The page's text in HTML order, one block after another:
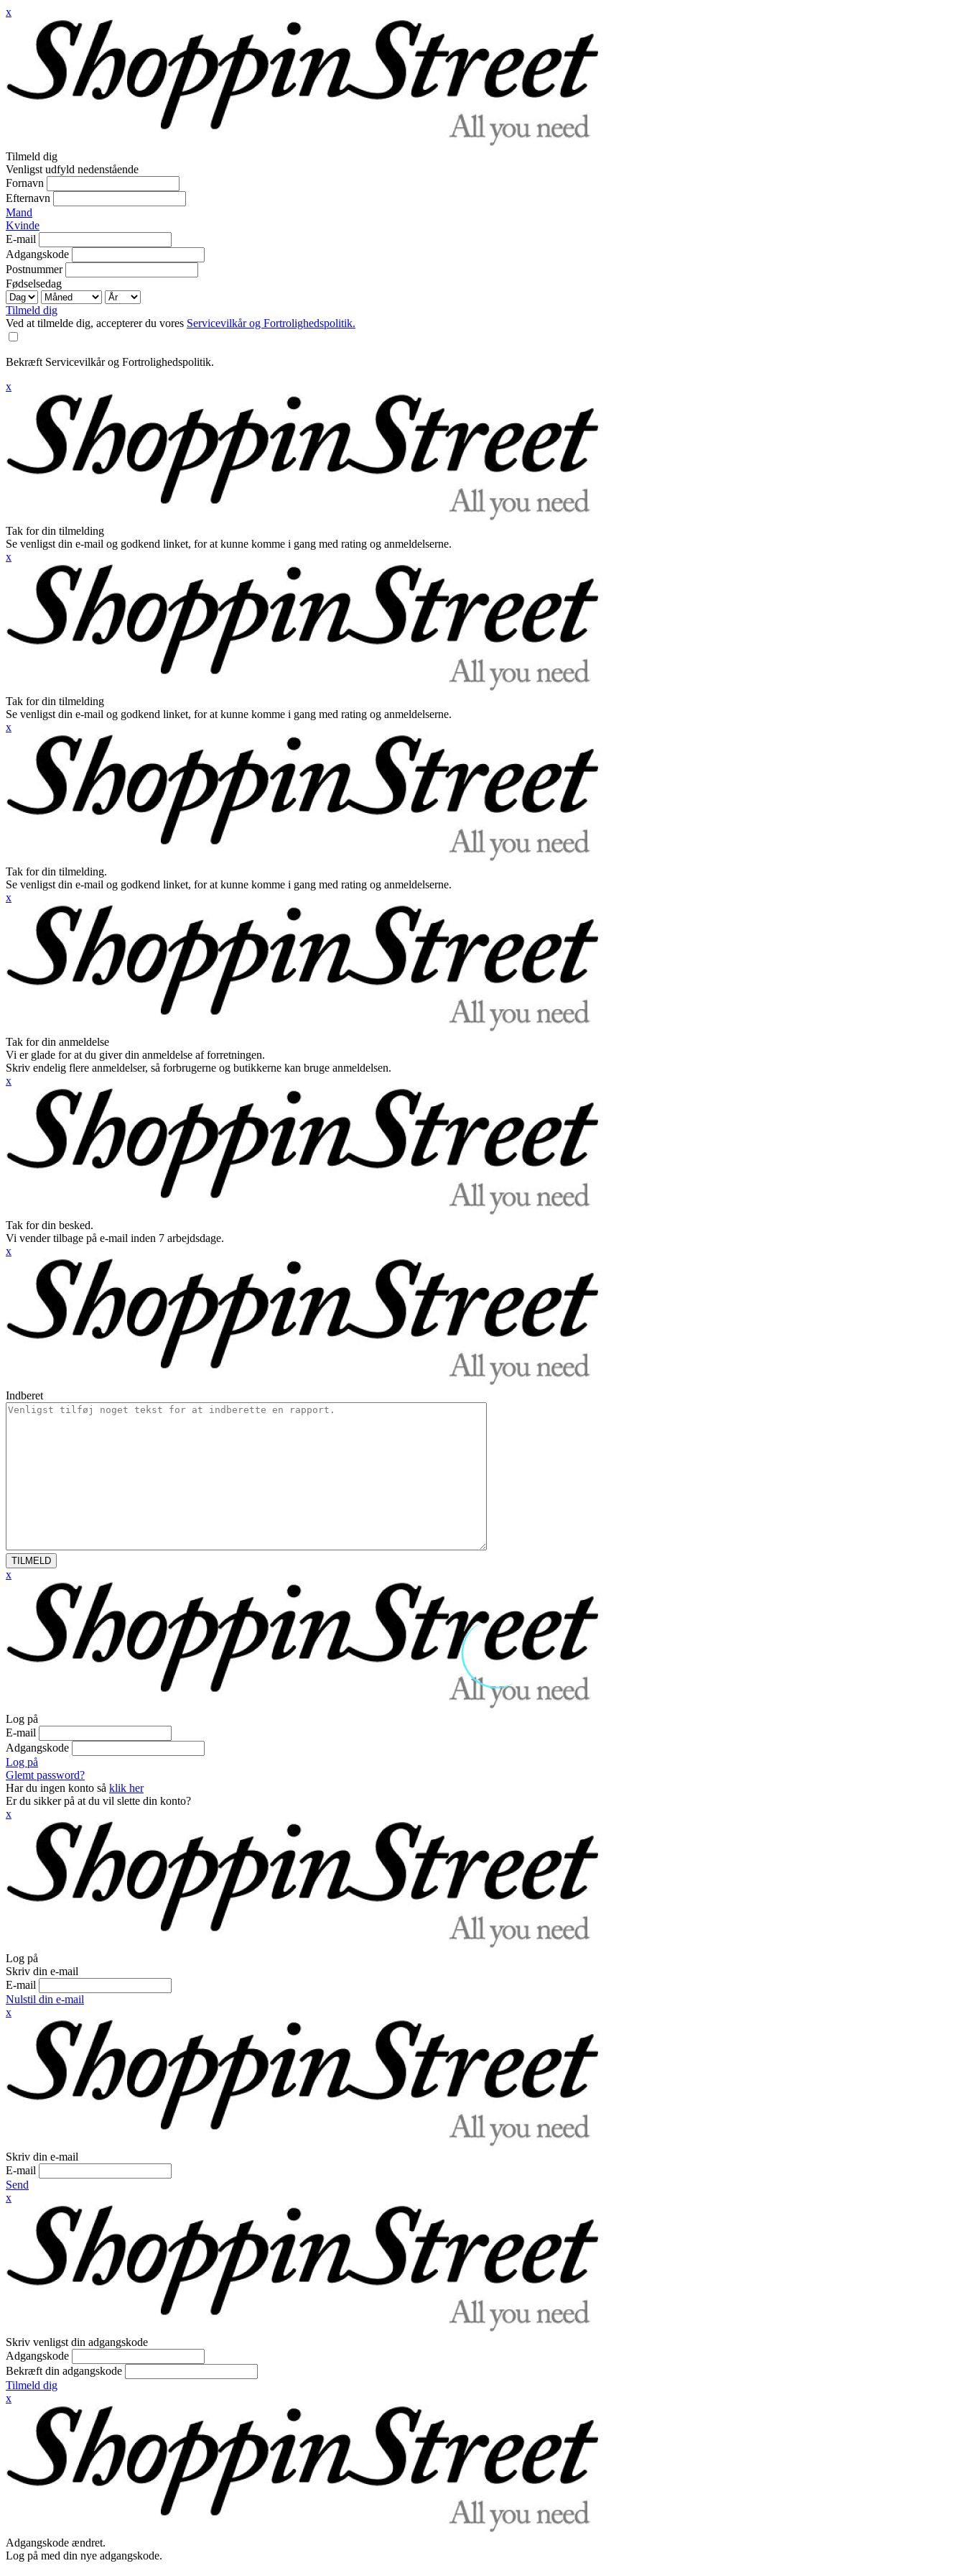
x
Tilmeld dig
Venligst udfyld nedenstående
Fornavn
Efternavn
Mand
Kvinde
E-mail
Adgangskode
Postnummer
Fødselsedag
Tilmeld dig
Ved at tilmelde dig, accepterer du vores Servicevilkår og Fortrolighedspolitik.
Bekræft Servicevilkår og Fortrolighedspolitik.
x
Tak for din tilmelding
Se venligst din e-mail og godkend linket, for at kunne komme i gang med rating og anmeldelserne.
x
Tak for din tilmelding
Se venligst din e-mail og godkend linket, for at kunne komme i gang med rating og anmeldelserne.
x
Tak for din tilmelding.
Se venligst din e-mail og godkend linket, for at kunne komme i gang med rating og anmeldelserne.
x
Tak for din anmeldelse
Vi er glade for at du giver din anmeldelse af forretningen.
Skriv endelig flere anmeldelser, så forbrugerne og butikkerne kan bruge anmeldelsen.
x
Tak for din besked.
Vi vender tilbage på e-mail inden 7 arbejdsdage.
x
Indberet
TILMELD
x
Log på
E-mail
Adgangskode
Log på
Glemt password?
Har du ingen konto så klik her
Er du sikker på at du vil slette din konto?
x
Log på
Skriv din e-mail
E-mail
Nulstil din e-mail
x
Skriv din e-mail
E-mail
Send
x
Skriv venligst din adgangskode
Adgangskode
Bekræft din adgangskode
Tilmeld dig
x
Adgangskode ændret.
Log på med din nye adgangskode.